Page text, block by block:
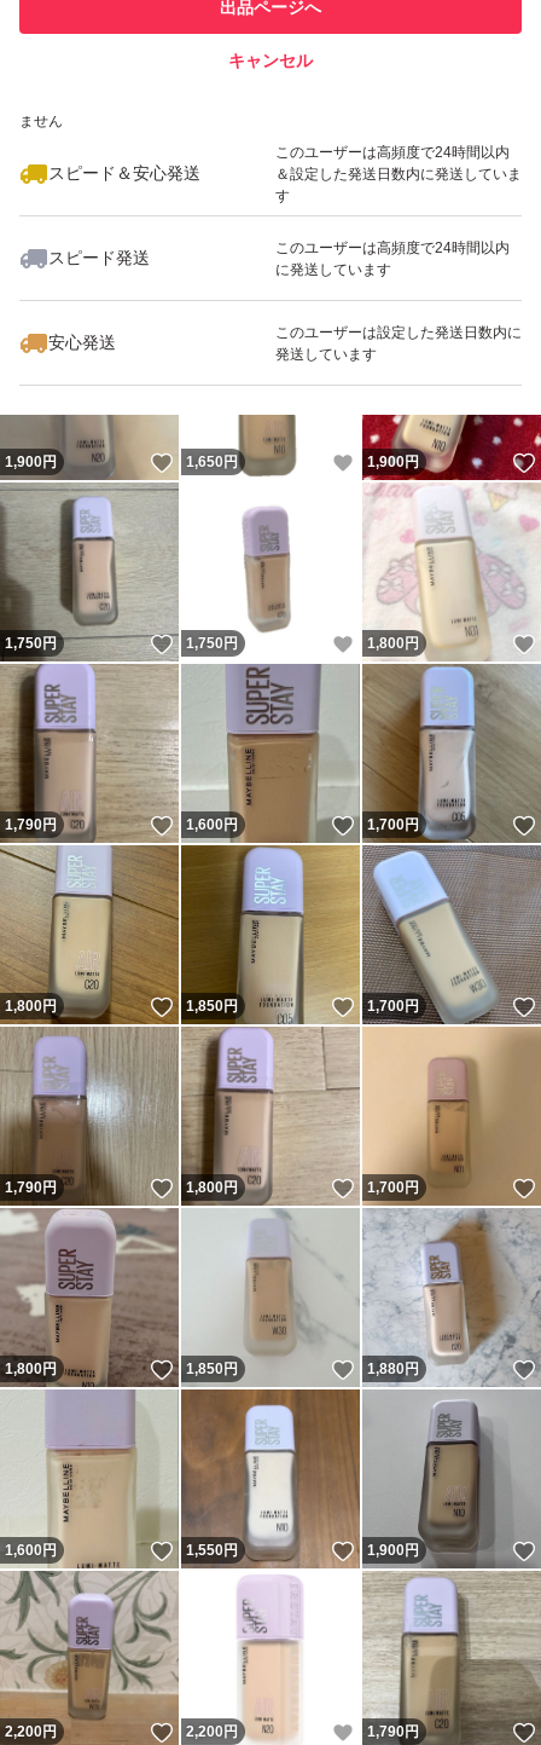
での取引実績があります
ません
スピード＆安心発送
このユーザーは高頻度で24時間以内
＆設定した発送日数内に発送していま
す
スピード発送
このユーザーは高頻度で24時間以内
に発送しています
安心発送
このユーザーは設定した発送日数内に
発送しています
出品ページへ
キャンセル
いいね！
1,850
1,900円 いいね！
1,650 円 いいね！
1,900円
1,750円 いいね！
1,750 円 いいね！
1,800 円
1,790円 いいね！
1,600円 いいね！
1,700円
1,800円 いいね！
1,850円 いいね！
1,700円
1,790円 いいね！
1,800円 いいね！
1,700円
1,800円 いいね！
1,850円 いいね！
1,880円
1,600円 いいね！
1,550円 いいね！
1,900円
2,200円 いいね！
2,200 円 いいね！
1,790円